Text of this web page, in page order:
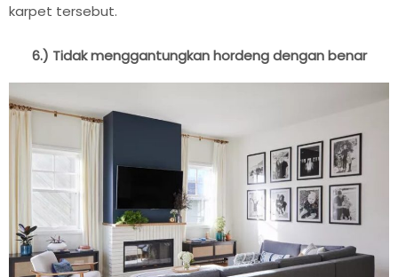
karpet tersebut.
6.) Tidak menggantungkan hordeng dengan benar